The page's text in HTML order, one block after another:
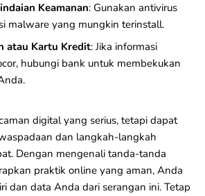
Keamanan: Gunakan antivirus
malware yang mungkin terinstall.
atau Kartu Kredit: Jika informasi
hubungi bank untuk membekukan
digital yang serius, tetapi dapat
dan langkah-langkah
Dengan mengenali tanda-tanda
praktik online yang aman, Anda
dan data Anda dari serangan ini. Tetap